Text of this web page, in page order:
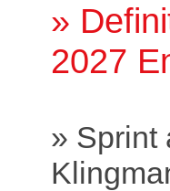
»
2027
» Sprint